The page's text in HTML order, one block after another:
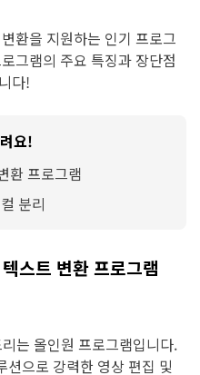
환을 지원하는 인기 프로그
그램의 주요 특징과 장단점
다!
요!
환 프로그램
분리
스트 변환 프로그램
는 올인원 프로그램입니다.
으로 강력한 영상 편집 및